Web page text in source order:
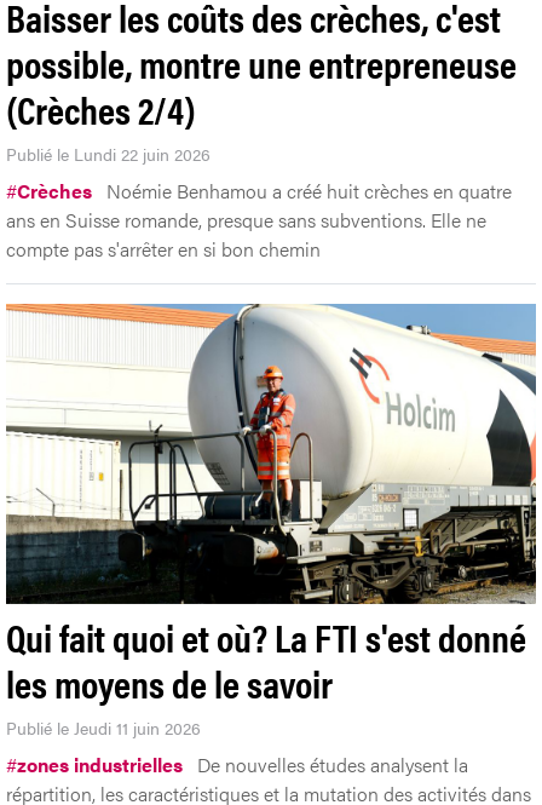
Baisser les coûts des crèches, c'est
possible, montre une entrepreneuse
(Crèches 2/4)
Publié le Lundi 22 juin 2026
#Crèches Noémie Benhamou a créé huit crèches en quatre
ans en Suisse romande, presque sans subventions. Elle ne
compte pas s'arrêter en si bon chemin
Qui fait quoi et où? La FTI s'est donné
les moyens de le savoir
Publié le Jeudi 11 juin 2026
#zones industrielles De nouvelles études analysent la
répartition, les caractéristiques et la mutation des activités dans